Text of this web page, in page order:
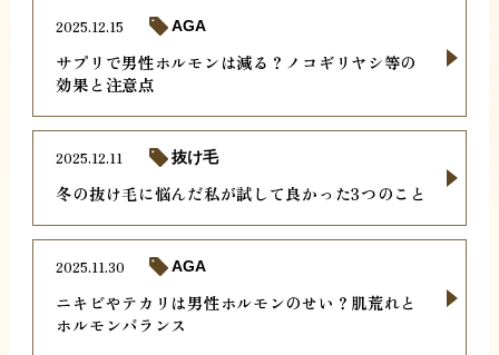
サプリで男性ホルモンは減る？ノコギリヤシ等の
効果と注意点
2025.12.15 AGA
冬の抜け毛に悩んだ私が試して良かった3つのこと
2025.12.11 抜け毛
ニキビやテカリは男性ホルモンのせい？肌荒れと
ホルモンバランス
2025.11.30 AGA